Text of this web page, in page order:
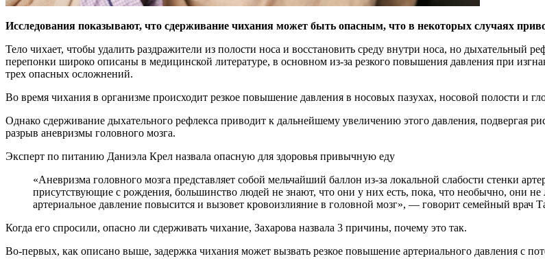
Исследования показывают, что сдерживание чихания может быть опасным, что в некоторых случаях
Тело чихает, чтобы удалить раздражители из полости носа и восстановить среду внутри носа, но дыхательный
перепонки широко описаны в медицинской литературе, в основном из-за резкого повышения давления при
трех опасных осложнений.
Во время чихания в организме происходит резкое повышение давления в носовых пазухах, носовой полости и
Однако сдерживание дыхательного рефлекса приводит к дальнейшему увеличению этого давления, подвергая
разрыв аневризмы головного мозга.
Эксперт по питанию Даниэла Крел назвала опасную для здоровья привычную еду
«Аневризма головного мозга представляет собой мельчайший баллон из-за локальной слабости стенки артерии головного мозга. Это врожденные аномалии, обычно
присутствующие с рождения, большинство людей не знают, что они у них есть, пока, что необычно, они
артериальное давление повысится и вызовет кровоизлияние в головной мозг», — говорит семейный врач
Когда его спросили, опасно ли сдерживать чихание, Захарова назвала 3 причины, почему это так.
Во-первых, как описано выше, задержка чихания может вызвать резкое повышение артериального давления с